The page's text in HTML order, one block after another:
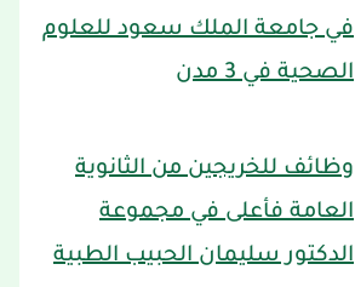
في جامعة الملك سعود للعلوم
الصحية في 3 مدن
وظائف للخريجين من الثانوية
العامة فأعلى في مجموعة
الدكتور سليمان الحبيب الطبية